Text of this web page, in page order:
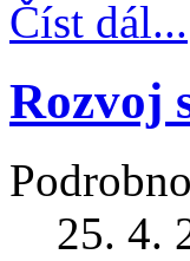
Číst dál...
Rozvoj
25. 4.